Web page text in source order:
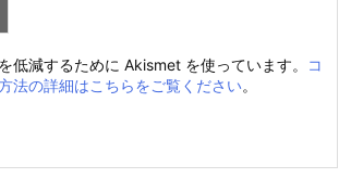
低減するために Akismet を使っています。
コ
法の詳細はこちらをご覧ください。